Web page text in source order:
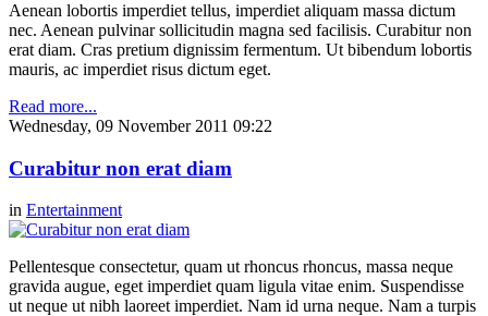
Aenean lobortis imperdiet tellus, imperdiet aliquam massa dictum
nec. Aenean pulvinar sollicitudin magna sed facilisis. Curabitur non
erat diam. Cras pretium dignissim fermentum. Ut bibendum lobortis
mauris, ac imperdiet risus dictum eget.
Read more...
Wednesday, 09 November 2011 09:22
Curabitur non erat diam
in Entertainment
Pellentesque consectetur, quam ut rhoncus rhoncus, massa neque
gravida augue, eget imperdiet quam ligula vitae enim. Suspendisse
ut neque ut nibh laoreet imperdiet. Nam id urna neque. Nam a turpis